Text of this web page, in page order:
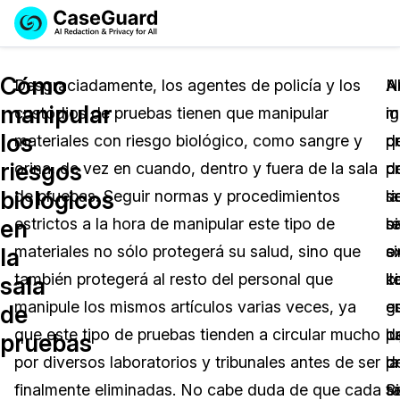
Licencia de CaseGuard Studio
Precios de Redacción a Pedido
Soluciones
Redacción de vídeos
Redacción de documentos
Redacción de audio
Redacción de imágenes
Transcripción y Traducción
Industrias
Cuerpos Policiales
Transportación
Educación
El Gobierno
Precios
Recursos
Preguntas Frecuentes
Artículos
Casos Practicos
Eventos
Demo
English
Español
Cómo
manipular
los
riesgos
biológicos
en
la
sala
de
pruebas
Desgraciadamente, los agentes de policía y los
custodios de pruebas tienen que manipular
materiales con riesgo biológico, como sangre y
orina, de vez en cuando, dentro y fuera de la sala
de pruebas. Seguir normas y procedimientos
estrictos a la hora de manipular este tipo de
materiales no sólo protegerá su salud, sino que
también protegerá al resto del personal que
manipule los mismos artículos varias veces, ya
que este tipo de pruebas tienden a circular mucho
por diversos laboratorios y tribunales antes de ser
finalmente eliminadas. No cabe duda de que cada Si
o
Al
la
la